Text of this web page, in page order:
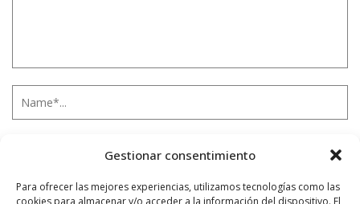
Gestionar consentimiento
Para ofrecer las mejores experiencias, utilizamos tecnologías como las
cookies para almacenar y/o acceder a la información del dispositivo. El